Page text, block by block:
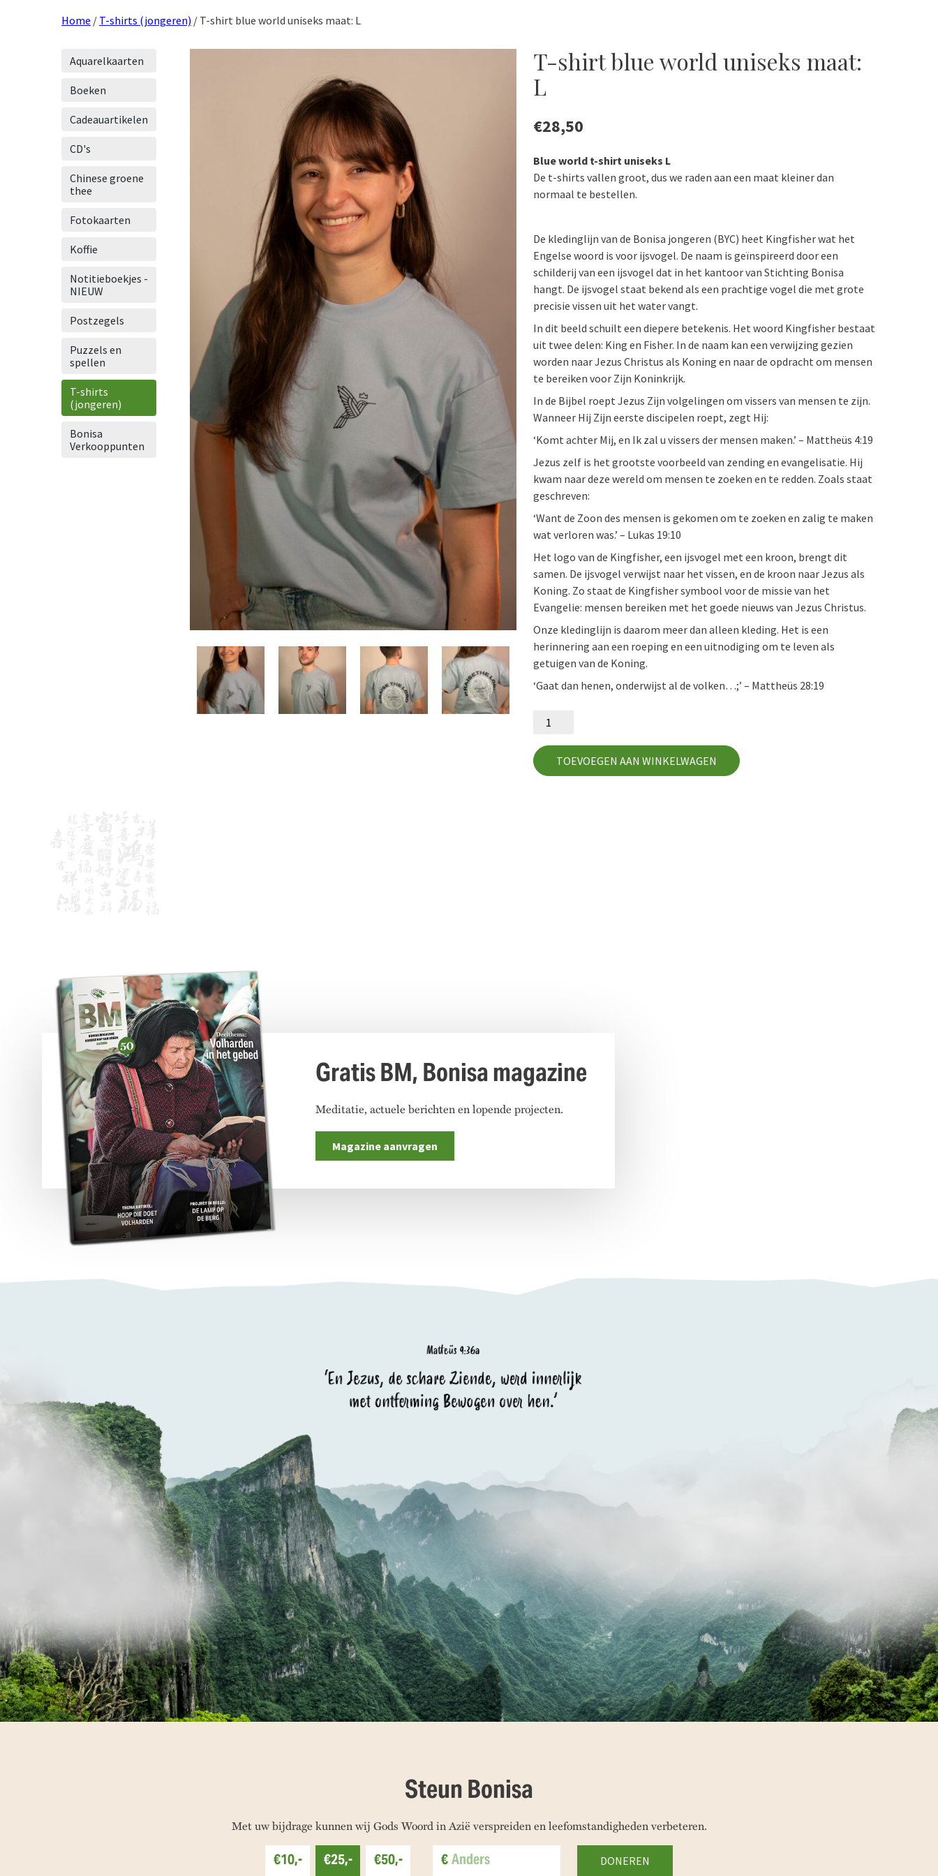
Home / T-shirts (jongeren) / T-shirt blue world uniseks maat: L
Aquarelkaarten
Boeken
Cadeauartikelen
CD's
Chinese groene
thee
Fotokaarten
Koffie
Notitieboekjes -
NIEUW
Postzegels
Puzzels en
spellen
T-shirts
(jongeren)
Bonisa
Verkooppunten
T-shirt blue world uniseks maat:
L
€28,50
Blue world t-shirt uniseks L
De t-shirts vallen groot, dus we raden aan een maat kleiner dan
normaal te bestellen.
De kledinglijn van de Bonisa jongeren (BYC) heet Kingfisher wat het
Engelse woord is voor ijsvogel. De naam is geïnspireerd door een
schilderij van een ijsvogel dat in het kantoor van Stichting Bonisa
hangt. De ijsvogel staat bekend als een prachtige vogel die met grote
precisie vissen uit het water vangt.
In dit beeld schuilt een diepere betekenis. Het woord Kingfisher bestaat
uit twee delen: King en Fisher. In de naam kan een verwijzing gezien
worden naar Jezus Christus als Koning en naar de opdracht om mensen
te bereiken voor Zijn Koninkrijk.
In de Bijbel roept Jezus Zijn volgelingen om vissers van mensen te zijn.
Wanneer Hij Zijn eerste discipelen roept, zegt Hij:
‘Komt achter Mij, en Ik zal u vissers der mensen maken.’ – Mattheüs 4:19
Jezus zelf is het grootste voorbeeld van zending en evangelisatie. Hij
kwam naar deze wereld om mensen te zoeken en te redden. Zoals staat
geschreven:
‘Want de Zoon des mensen is gekomen om te zoeken en zalig te maken
wat verloren was.’ – Lukas 19:10
Het logo van de Kingfisher, een ijsvogel met een kroon, brengt dit
samen. De ijsvogel verwijst naar het vissen, en de kroon naar Jezus als
Koning. Zo staat de Kingfisher symbool voor de missie van het
Evangelie: mensen bereiken met het goede nieuws van Jezus Christus.
Onze kledinglijn is daarom meer dan alleen kleding. Het is een
herinnering aan een roeping en een uitnodiging om te leven als
getuigen van de Koning.
‘Gaat dan henen, onderwijst al de volken…;’ – Mattheüs 28:19
shirt
world
uniseks
maat:
TOEVOEGEN AAN WINKELWAGEN
Gratis BM, Bonisa magazine
Meditatie, actuele berichten en lopende projecten.
Magazine aanvragen
Steun Bonisa
Met uw bijdrage kunnen wij Gods Woord in Azië verspreiden en leefomstandigheden verbeteren.
€10,- €25,- €50,- €